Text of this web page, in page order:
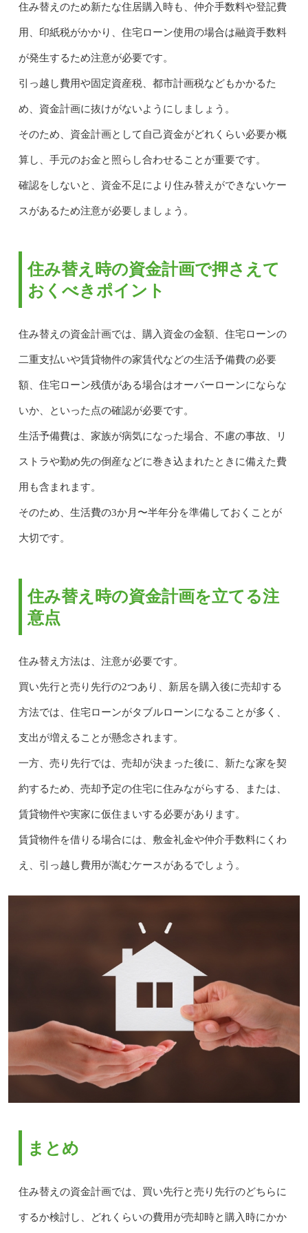
住み替えのため新たな住居購入時も、仲介手数料や登記費
用、印紙税がかかり、住宅ローン使用の場合は融資手数料
が発生するため注意が必要です。
引っ越し費用や固定資産税、都市計画税などもかかるた
め、資金計画に抜けがないようにしましょう。
そのため、資金計画として自己資金がどれくらい必要か概
算し、手元のお金と照らし合わせることが重要です。
確認をしないと、資金不足により住み替えができないケー
スがあるため注意が必要しましょう。
住み替え時の資金計画で押さえて
おくべきポイント
住み替えの資金計画では、購入資金の金額、住宅ローンの
二重支払いや賃貸物件の家賃代などの生活予備費の必要
額、住宅ローン残債がある場合はオーバーローンにならな
いか、といった点の確認が必要です。
生活予備費は、家族が病気になった場合、不慮の事故、リ
ストラや勤め先の倒産などに巻き込まれたときに備えた費
用も含まれます。
そのため、生活費の3か月〜半年分を準備しておくことが
大切です。
住み替え時の資金計画を立てる注
意点
住み替え方法は、注意が必要です。
買い先行と売り先行の2つあり、新居を購入後に売却する
方法では、住宅ローンがタブルローンになることが多く、
支出が増えることが懸念されます。
一方、売り先行では、売却が決まった後に、新たな家を契
約するため、売却予定の住宅に住みながらする、または、
賃貸物件や実家に仮住まいする必要があります。
賃貸物件を借りる場合には、敷金礼金や仲介手数料にくわ
え、引っ越し費用が嵩むケースがあるでしょう。
まとめ
住み替えの資金計画では、買い先行と売り先行のどちらに
するか検討し、どれくらいの費用が売却時と購入時にかか